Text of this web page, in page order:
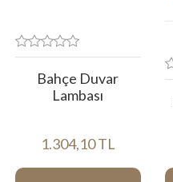
Bahçe Duvar
Lambası
1.304,10 TL